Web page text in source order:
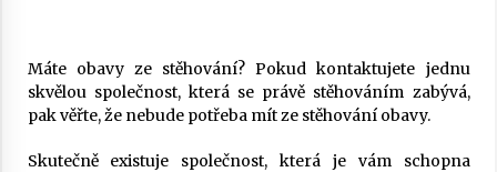
Máte obavy ze stěhování? Pokud kontaktujete jednu
skvělou společnost, která se právě stěhováním zabývá,
pak věřte, že nebude potřeba mít ze stěhování obavy.
Skutečně existuje společnost, která je vám schopna